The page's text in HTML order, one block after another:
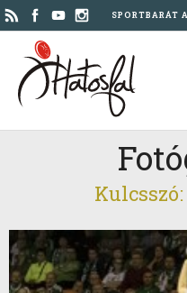
SPORTBARÁT